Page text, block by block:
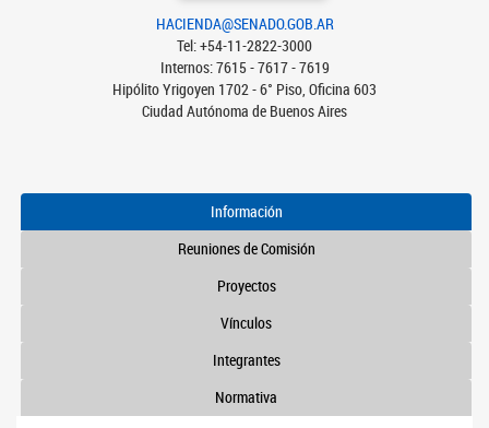
HACIENDA@SENADO.GOB.AR
Tel: +54-11-2822-3000
Internos: 7615 - 7617 - 7619
Hipólito Yrigoyen 1702 - 6° Piso, Oficina 603
Ciudad Autónoma de Buenos Aires
Información
Reuniones de Comisión
Proyectos
Vínculos
Integrantes
Normativa